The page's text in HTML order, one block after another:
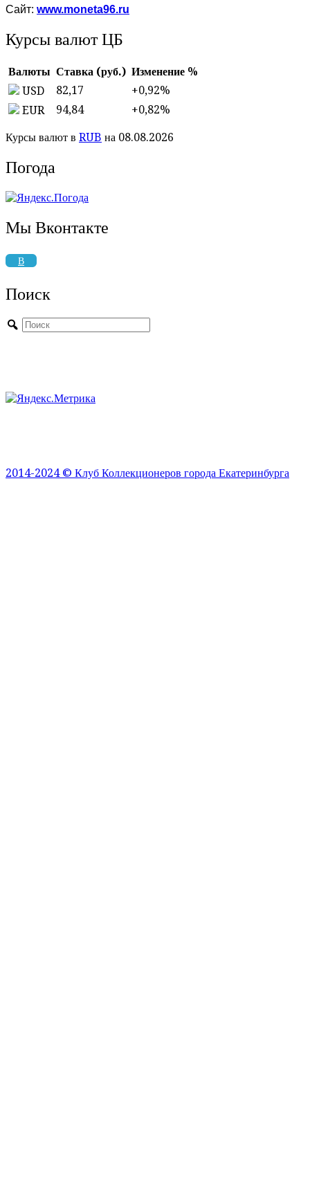
Сайт: www.moneta96.ru
Курсы валют ЦБ
Валюты Ставка (руб.) Изменение %
USD
82,17 +0,92%
EUR
94,84 +0,82%
Курсы валют в RUB на 08.08.2026
Погода
Мы Вконтакте
В
Поиск
2014-2024 © Клуб Коллекционеров города Екатеринбурга